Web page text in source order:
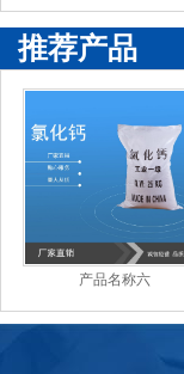
推荐产品
产品名称六